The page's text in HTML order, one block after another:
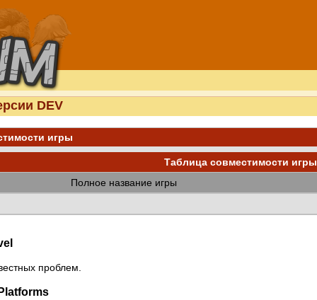
DEV
игры
Таблица совместимости игры
Полное название игры
проблем.